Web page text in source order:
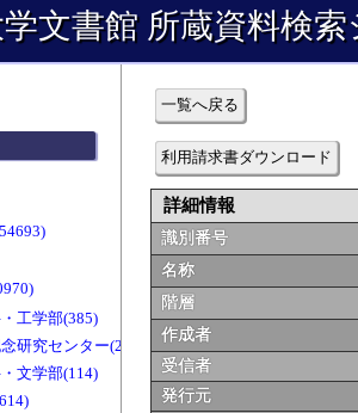
文書館 所蔵資料検
工学部(385)
研究センター(20)
文学部(114)
一覧へ戻る
利用請求書ダウンロード
詳細情報
識別番号
名称
階層
作成者
受信者
発行元